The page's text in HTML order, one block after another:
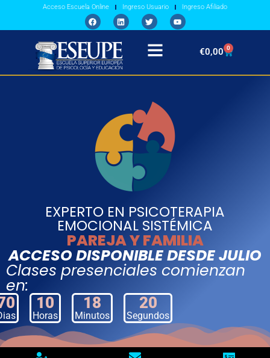
Acceso Escuela Online Ingreso Usuario Ingreso Afiliado
€0,00 0
EXPERTO EN PSICOTERAPIA
EMOCIONAL SISTÉMICA
PAREJA Y FAMILIA
ACCESO DISPONIBLE DESDE JULIO
Clases presenciales comienzan
en:
10
Horas
18
Minutos
19
Segundos